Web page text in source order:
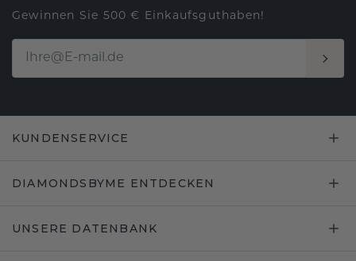
Gewinnen Sie 500 € Einkaufsguthaben!
KUNDENSERVICE
DIAMONDSBYME ENTDECKEN
UNSERE DATENBANK